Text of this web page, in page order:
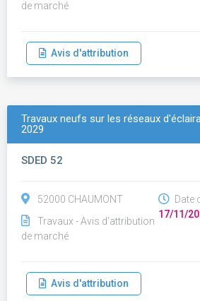
de marché
Avis d'attribution
Travaux neufs sur les réseaux
2029
SDED 52
52000 CHAUMONT
Travaux - Avis d'attribution
de marché
Date
17/11/
Avis d'attribution